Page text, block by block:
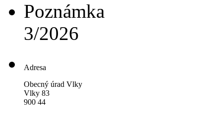
Poznámka
3/2026
Adresa
Obecný úrad Vlky
Vlky 83
900 44